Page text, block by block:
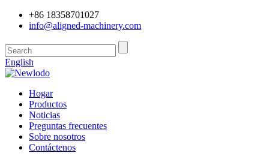
+86 18358701027
info@aligned-machinery.com
English
Hogar
Productos
Noticias
Preguntas frecuentes
Sobre nosotros
Contáctenos